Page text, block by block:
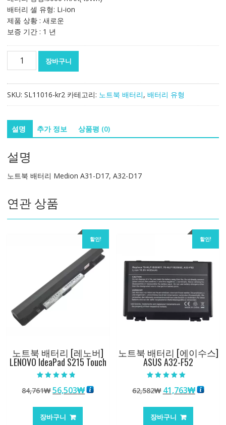
배터리 셀 유형: Li-ion
제품 상황 : 새로운
보증 기간 : 1 년
터
Medion
A31-
A32-
수
장바구니
SKU: SL11016-kr2 카테고리: 노트북 배터리, 배터리 유형
설명 추가 정보 상품평 (0)
설명
노트북 배터리 Medion A31-D17, A32-D17
연관 상품
할인!
노트북 배터리 [레노버]
LENOVO IdeaPad S215 Touch
4.50
로 평가됨
84,761₩원
가
56,503₩현
장바구니
할인!
노트북 배터리 [에이수스]
ASUS A32-F52
5.00
로 평가됨
62,582₩ 원
가
41,763₩현
장바구니